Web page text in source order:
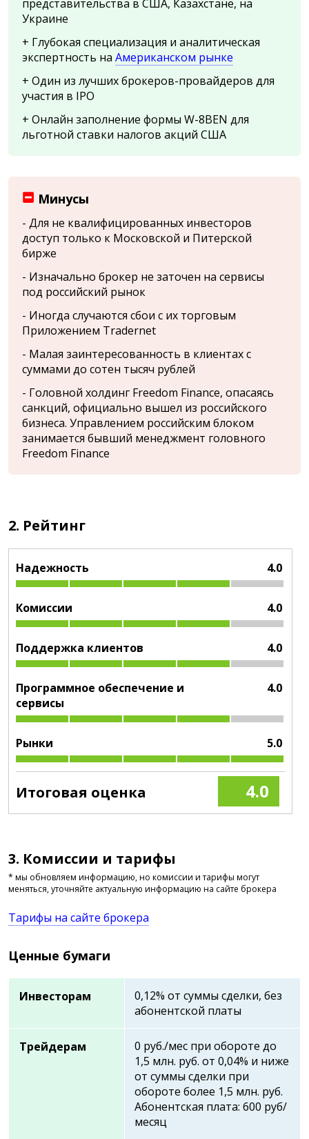
представительства в США, Казахстане, на
Украине
+ Глубокая специализация и аналитическая
экспертность на Американском рынке
+ Один из лучших брокеров-провайдеров для
участия в IPO
+ Онлайн заполнение формы W-8BEN для
льготной ставки налогов акций США
Минусы
- Для не квалифицированных инвесторов
доступ только к Московской и Питерской
бирже
- Изначально брокер не заточен на сервисы
под российский рынок
- Иногда случаются сбои с их торговым
Приложением Tradernet
- Малая заинтересованность в клиентах с
суммами до сотен тысяч рублей
- Головной холдинг Freedom Finance, опасаясь
санкций, официально вышел из российского
бизнеса. Управлением российским блоком
занимается бывший менеджмент головного
Freedom Finance
2. Рейтинг
Надежность 4.0
Комиссии 4.0
Поддержка клиентов 4.0
Программное обеспечение и
сервисы
4.0
Рынки 5.0
Итоговая оценка 4.0
3. Комиссии и тарифы
* мы обновляем информацию, но комиссии и тарифы могут
меняться, уточняйте актуальную информацию на сайте брокера
Тарифы на сайте брокера
Ценные бумаги
Инвесторам
0,12% от суммы сделки, без
абонентской платы
Трейдерам
0 руб./мес при обороте до
1,5 млн. руб. от 0,04% и ниже
от суммы сделки при
обороте более 1,5 млн. руб.
Абонентская плата: 600 руб/
месяц